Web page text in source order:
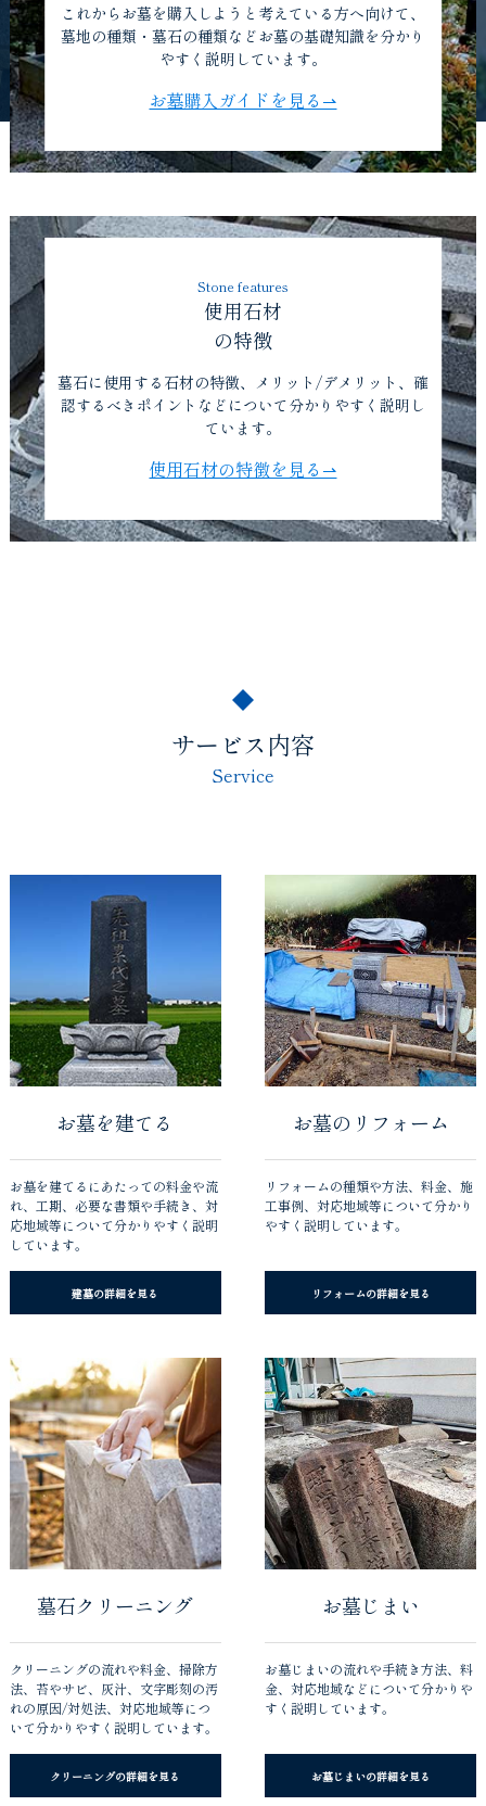
これからお墓を購入しようと考えている方へ向けて、
墓地の種類・墓石の種類などお墓の基礎知識を分かり
やすく説明しています。
お墓購入ガイドを見る⇀
Stone features
使用石材
の特徴
墓石に使用する石材の特徴、メリット/デメリット、確
認するべきポイントなどについて分かりやすく説明し
ています。
使用石材の特徴を見る⇀
サービス内容
Service
お墓を建てる
お墓を建てるにあたっての料金や流
れ、工期、必要な書類や手続き、対
応地域等について分かりやすく説明
しています。
建墓の詳細を見る
お墓のリフォーム
リフォームの種類や方法、料金、施
工事例、対応地域等について分かり
やすく説明しています。
リフォームの詳細を見る
墓石クリーニング
クリーニングの流れや料金、掃除方
法、苔やサビ、灰汁、文字彫刻の汚
れの原因/対処法、対応地域等につ
いて分かりやすく説明しています。
クリーニングの詳細を見る
お墓じまい
お墓じまいの流れや手続き方法、料
金、対応地域などについて分かりや
すく説明しています。
お墓じまいの詳細を見る